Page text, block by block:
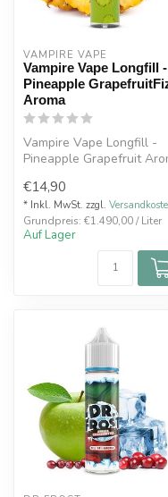
VAMPIRE VAPE
Vampire Vape Longfill -
Pineapple
Aroma
Vampire Vape Longfill -
Pineapple Grapefruit
€14,90
* Inkl. MwSt. zzgl.
Grundpreis: €1.490,00 / Liter
Auf Lager